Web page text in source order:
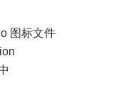
图标文件